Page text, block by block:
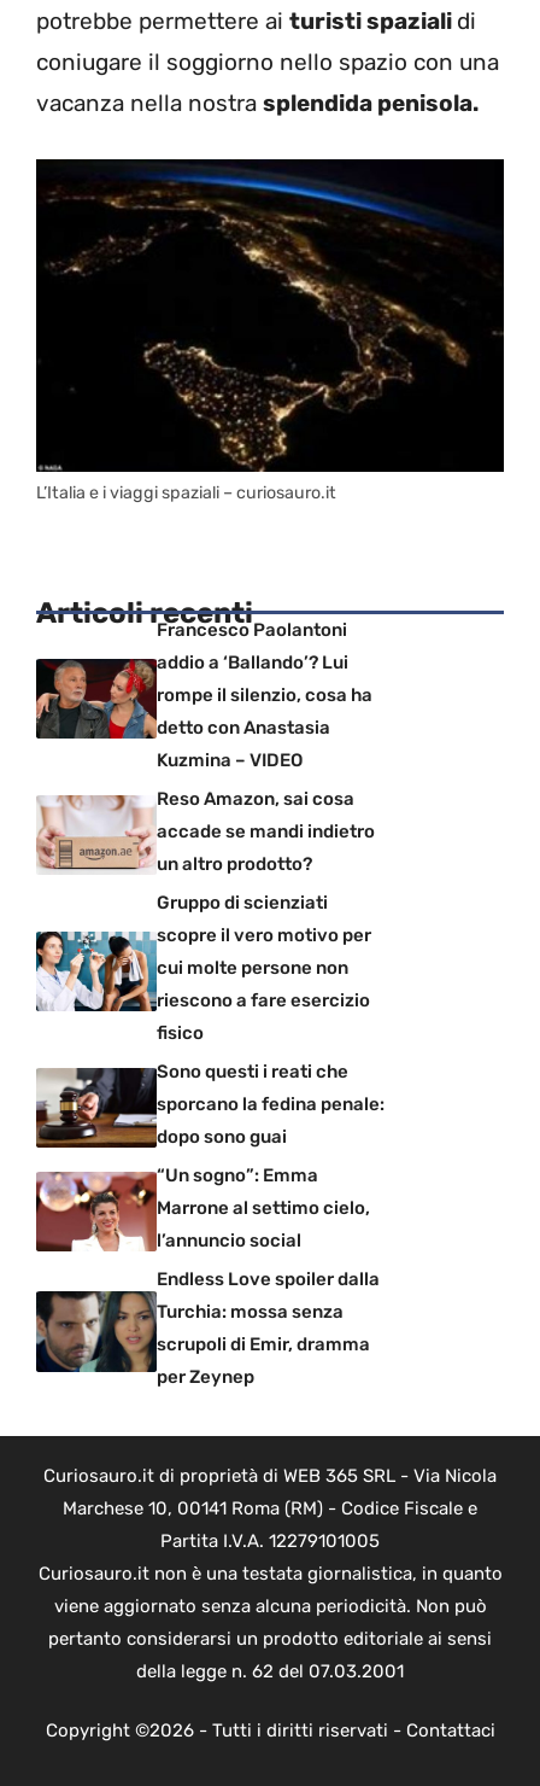
potrebbe permettere ai turisti spaziali di
coniugare il soggiorno nello spazio con una
vacanza nella nostra splendida penisola.
L’Italia e i viaggi spaziali – curiosauro.it
Articoli recentiFrancesco Paolantoni
addio a ‘Ballando’? Lui
rompe il silenzio, cosa ha
detto con Anastasia
Kuzmina – VIDEO
Reso Amazon, sai cosa
accade se mandi indietro
un altro prodotto?
Gruppo di scienziati
scopre il vero motivo per
cui molte persone non
riescono a fare esercizio
fisico
Sono questi i reati che
sporcano la fedina penale:
dopo sono guai
“Un sogno”: Emma
Marrone al settimo cielo,
l’annuncio social
Endless Love spoiler dalla
Turchia: mossa senza
scrupoli di Emir, dramma
per Zeynep
Curiosauro.it di proprietà di WEB 365 SRL - Via Nicola
Marchese 10, 00141 Roma (RM) - Codice Fiscale e
Partita I.V.A. 12279101005
Curiosauro.it non è una testata giornalistica, in quanto
viene aggiornato senza alcuna periodicità. Non può
pertanto considerarsi un prodotto editoriale ai sensi
della legge n. 62 del 07.03.2001
Copyright ©2026 - Tutti i diritti riservati - Contattaci